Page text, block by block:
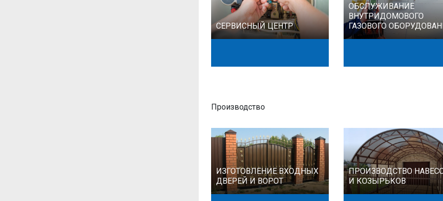
СЕРВИСНЫЙ ЦЕНТР
ОБСЛУЖИВАНИЕ
ВНУТРИДОМОВОГО
ГАЗОВОГО
Производство
ИЗГОТОВЛЕНИЕ ВХОДНЫХ
ДВЕРЕЙ И ВОРОТ
ПРОИЗВОДСТВО
И КОЗЫРЬКОВ